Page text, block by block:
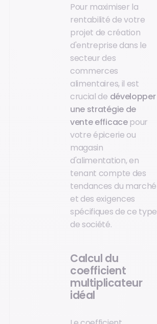
Pour maximiser la
rentabilité de votre
projet de création
d'entreprise dans le
secteur des
commerces
alimentaires, il est
crucial de développer
une stratégie de
vente efficacepour
votre épicerie ou
magasin
d'alimentation, en
tenant compte des
tendances du marché
et des exigences
spécifiques de ce type
de société.
Calcul du
coefficient
multiplicateur
idéal